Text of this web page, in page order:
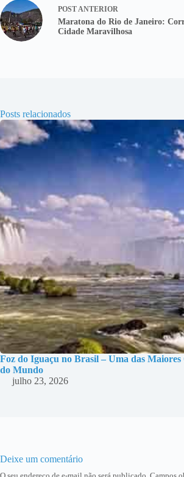
POSTANTERIOR
Maratona do Rio de Janeiro:
Cidade Maravilhosa
Posts relacionados
Foz do Iguaçu no Brasil – Uma das Maiores
do Mundo
julho 23, 2026
Deixe um comentário